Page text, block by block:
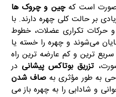
صورت است کهچین و چروک‌ ها
بر حالت کلی چهره دارند. با
حرکات تکراری عضلات، خطوط
می‌شوند و چهره را خسته یا
ترین و کم‌ عارضه‌ ترین راه‌
تزریق بوتاکس پیشانی در
به‌ طور مؤثری بهصاف شدن
و شادابی را به چهره باز می‌